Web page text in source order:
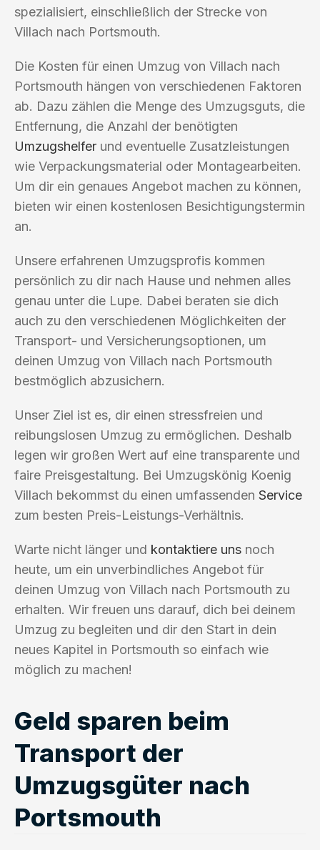
spezialisiert, einschließlich der Strecke von
Villach nach Portsmouth.
Die Kosten für einen Umzug von Villach nach
Portsmouth hängen von verschiedenen Faktoren
ab. Dazu zählen die Menge des Umzugsguts, die
Entfernung, die Anzahl der benötigten
Umzugshelfer und eventuelle Zusatzleistungen
wie Verpackungsmaterial oder Montagearbeiten.
Um dir ein genaues Angebot machen zu können,
bieten wir einen kostenlosen Besichtigungstermin
an.
Unsere erfahrenen Umzugsprofis kommen
persönlich zu dir nach Hause und nehmen alles
genau unter die Lupe. Dabei beraten sie dich
auch zu den verschiedenen Möglichkeiten der
Transport- und Versicherungsoptionen, um
deinen Umzug von Villach nach Portsmouth
bestmöglich abzusichern.
Unser Ziel ist es, dir einen stressfreien und
reibungslosen Umzug zu ermöglichen. Deshalb
legen wir großen Wert auf eine transparente und
faire Preisgestaltung. Bei Umzugskönig Koenig
Villach bekommst du einen umfassenden Service
zum besten Preis-Leistungs-Verhältnis.
Warte nicht länger und kontaktiere uns noch
heute, um ein unverbindliches Angebot für
deinen Umzug von Villach nach Portsmouth zu
erhalten. Wir freuen uns darauf, dich bei deinem
Umzug zu begleiten und dir den Start in dein
neues Kapitel in Portsmouth so einfach wie
möglich zu machen!
Geld sparen beim
Transport der
Umzugsgüter nach
Portsmouth